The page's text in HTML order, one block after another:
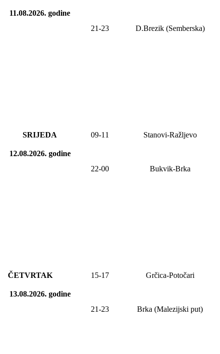
11.08.2026. godine
21-23 D.Brezik (Semberska)
SRIJEDA
12.08.2026.godine
09-1 1 Stanovi-Ražljevo
22-00 Bukvik-Brka
ČETVRTAK
13.08.2026.godine
15-17 Grčica-Potočari
21-23 Brka (Malezijski put)